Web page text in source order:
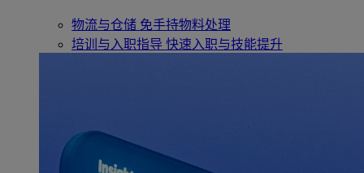
物流与仓储 免手持物料处理
培训与入职指导 快速入职与技能提升